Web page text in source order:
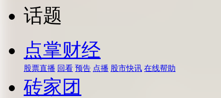
话题
点掌财经
股票直播 回看 预告 点播 股市快讯 在线帮助
砖家团